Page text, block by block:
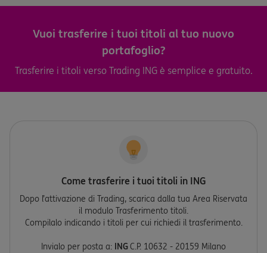
Vuoi trasferire i tuoi titoli al tuo nuovo
portafoglio?
Trasferire i titoli verso Trading ING è semplice e gratuito.
Come trasferire i tuoi titoli in ING
Dopo l’attivazione di Trading, scarica dalla tua Area Riservata
il modulo Trasferimento titoli.
Compilalo indicando i titoli per cui richiedi il trasferimento.
Invialo per posta a: INGC.P. 10632 - 20159 Milano